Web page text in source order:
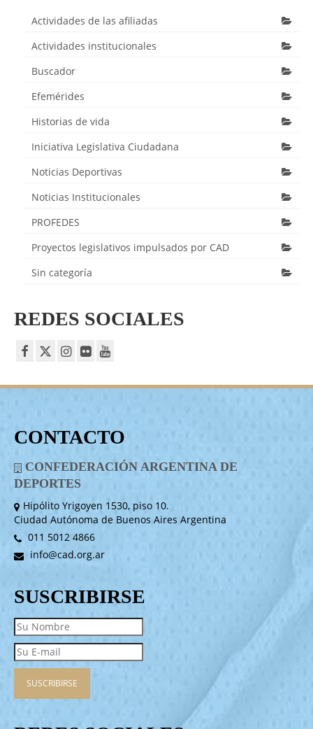
Actividades de las afiliadas
Actividades institucionales
Buscador
Efemérides
Historias de vida
Iniciativa Legislativa Ciudadana
Noticias Deportivas
Noticias Institucionales
PROFEDES
Proyectos legislativos impulsados por CAD
Sin categoría
REDES SOCIALES
CONTACTO
CONFEDERACIÓN ARGENTINA DE
DEPORTES
Hipólito Yrigoyen 1530, piso 10.
Ciudad Autónoma de Buenos Aires Argentina
011 5012 4866
info@cad.org.ar
SUSCRIBIRSE